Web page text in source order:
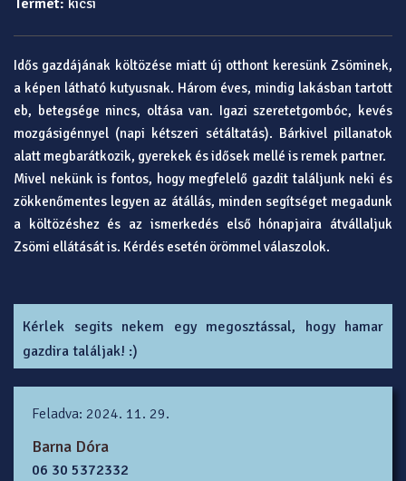
Termet: kicsi
Idős gazdájának költözése miatt új otthont keresünk Zsöminek,
a képen látható kutyusnak. Három éves, mindig lakásban tartott
eb, betegsége nincs, oltása van. Igazi szeretetgombóc, kevés
mozgásigénnyel (napi kétszeri sétáltatás). Bárkivel pillanatok
alatt megbarátkozik, gyerekek és idősek mellé is remek partner.
Mivel nekünk is fontos, hogy megfelelő gazdit találjunk neki és
zökkenőmentes legyen az átállás, minden segítséget megadunk
a költözéshez és az ismerkedés első hónapjaira átvállaljuk
Zsömi ellátását is. Kérdés esetén örömmel válaszolok.
Kérlek segits nekem egy megosztással, hogy hamar
gazdira találjak! :)
Feladva: 2024. 11. 29.
Barna Dóra
06 30 5372332